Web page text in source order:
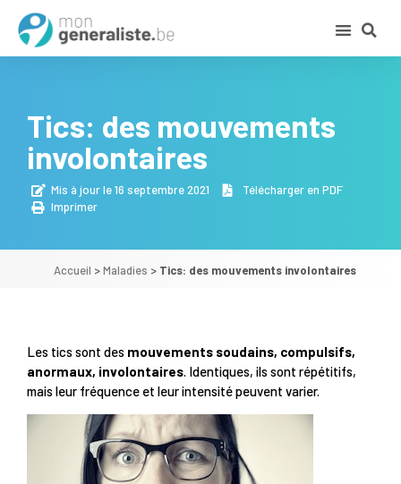
Tics: des mouvements
involontaires
Mis à jour le 16 septembre 2021
Télécharger en PDF
Imprimer
Accueil >Maladies > Tics: des mouvements involontaires
Les tics sont des mouvements soudains, compulsifs,
anormaux, involontaires. Identiques, ils sont répétitifs,
mais leur fréquence et leur intensité peuvent varier.